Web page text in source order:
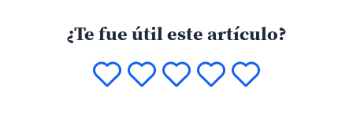
¿Te fue útil este artículo?